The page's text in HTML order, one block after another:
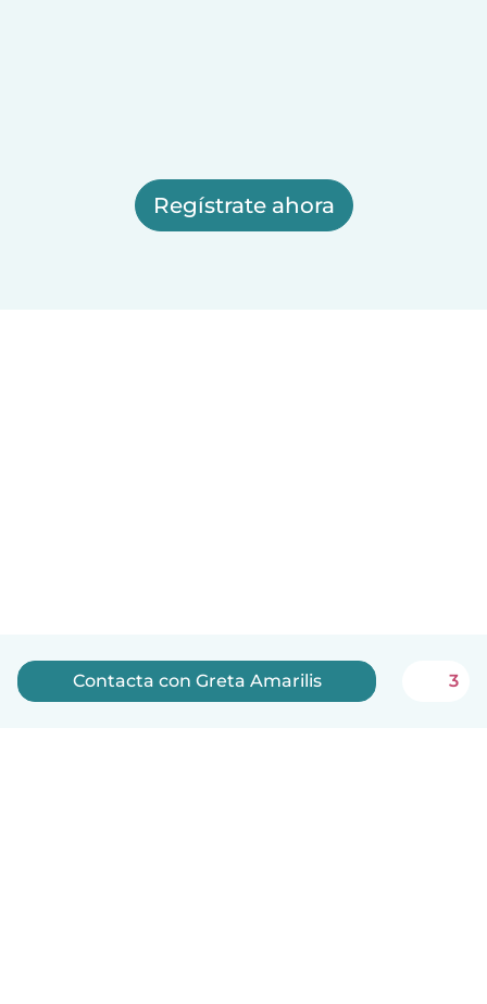
Regístrate ahora
Contacta con Greta Amarilis 3